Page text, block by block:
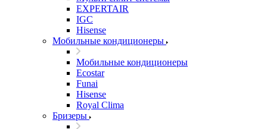
EXPERTAIR
IGC
Hisense
Мобильные кондиционеры
Мобильные кондиционеры
Ecostar
Funai
Hisense
Royal Clima
Бризеры